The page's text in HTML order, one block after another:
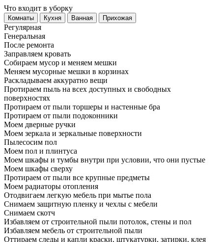
Что входит в уборку
Регу­лярная
Гене­ральная
После ремонта
Заправляем кровать
Собираем мусор и меняем мешки
Меняем мусорные мешки в корзинах
Раскладываем аккуратно вещи
Протираем пыль на всех доступных и свободных
поверхностях
Протираем от пыли торшеры и настенные бра
Протираем от пыли подоконники
Моем дверные ручки
Моем зеркала и зеркальные поверхности
Пылесосим пол
Моем пол и плинтуса
Моем шкафы и тумбы внутри при условии, что они пустые
Моем шкафы сверху
Протираем от пыли все крупные предметы
Моем радиаторы отопления
Отодвигаем легкую мебель при мытье пола
Снимаем защитную пленку и чехлы с мебели
Снимаем скотч
Избавляем от строительной пыли потолок, стены и пол
Избавляем мебель от строительной пыли
Оттираем следы и капли краски, штукатурки, затирки, клея